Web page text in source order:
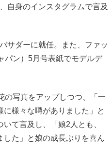
自身のインスタグラムで言及
サダーに就任。また、ファッ
パン）5月号表紙でモデルデ
写真をアップしつつ、「一
様々な噂がありました」と
て言及し、「娘2人とも、
した」と娘の成長ぶりを喜ん